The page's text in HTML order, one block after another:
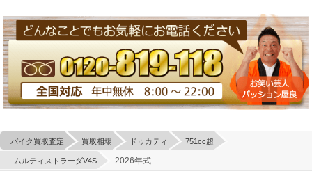
バイク買取査定 買取相場 ドゥカティ 751cc超
ムルティストラーダV4S 2026年式